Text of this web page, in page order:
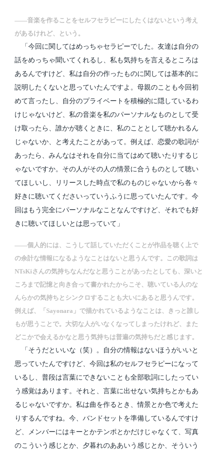
――音楽を作ることをセルフセラピーにしたくはないという考え
があるけれど、という。
「今回に関してはめっちゃセラピーでした。友達は自分の
話をめっちゃ聞いてくれるし、私も気持ちを言えるところは
あるんですけど、私は自分の作ったものに関しては基本的に
説明したくないと思っていたんですよ。母親のことも今回初
めて言ったし、自分のプライベートを積極的に隠しているわ
けじゃないけど、私の音楽を私のパーソナルなものとして受
け取ったら、誰かが聴くときに、私のこととして聴かれるん
じゃないか、と考えたことがあって。例えば、恋愛の歌詞が
あったら、みんなはそれを自分に当てはめて聴いたりするじ
ゃないですか。その人がその人の情景に合うものとして聴い
てほしいし、リリースした時点で私のものじゃないから各々
好きに聴いてくださいっていうふうに思っていたんです。今
回はもう完全にパーソナルなことなんですけど、それでも好
きに聴いてほしいとは思っていて」
――個人的には、こうして話していただくことが作品を聴く上で
の余計な情報になるようなことはないと思うんです。この歌詞は
NTsKiさんの気持ちなんだなと思うことがあったとしても、深いと
ころまで記憶と向き合って書かれたからこそ、聴いている人のな
んらかの気持ちとシンクロすることも大いにあると思うんです。
例えば、「Sayonara」で描かれているようなことは、きっと誰し
もが思うことで。大切な人がいなくなってしまったけれど、また
どこかで会えるかなと思う気持ちは普遍の気持ちだと感じます。
「そうだといいな（笑）。自分の情報はないほうがいいと
思っていたんですけど、今回は私のセルフセラピーになって
いるし、普段は言葉にできないことも全部歌詞にしたってい
う感覚はあります。それと、言葉に出せない気持ちとかもあ
るじゃないですか。私は曲を作るとき、情景とか色で考えた
りするんですね。今、バンドセットを準備しているんですけ
ど、メンバーにはキーとかテンポとかだけじゃなくて、写真
のこういう感じとか、夕暮れのああいう感じとか、そういう